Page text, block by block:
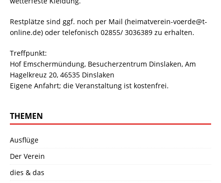
Restplätze sind ggf. noch per Mail (heimatverein-voerde@t-
online.de) oder telefonisch 02855/ 3036389 zu erhalten.
Treffpunkt:
Hof Emschermündung, Besucherzentrum Dinslaken, Am
Hagelkreuz 20, 46535 Dinslaken
Eigene Anfahrt; die Veranstaltung ist kostenfrei.
THEMEN
Ausflüge
Der Verein
dies & das